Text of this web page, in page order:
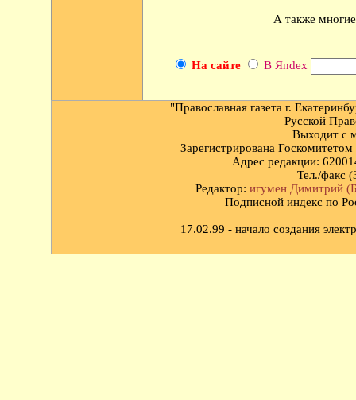
А также
На сайте В Яndex
"Православная газета г.
Русской
Выходит с
Зарегистрирована
Адрес редакции:
Тел./факс
Редактор: игумен Димитрий
Подписной индекс по
17.02.99 - начало создания